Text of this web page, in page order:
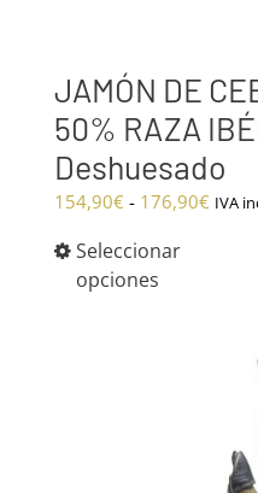
JAMÓN DE
50% RAZA
Deshuesado
154,90€ - 176,90€ IVA
Seleccionar
opciones